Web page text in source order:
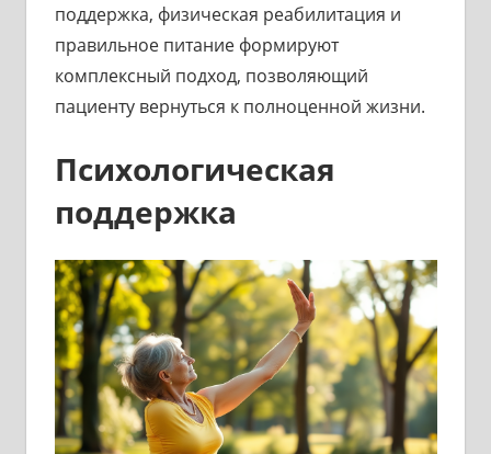
поддержка, физическая реабилитация и
правильное питание формируют
комплексный подход, позволяющий
пациенту вернуться к полноценной жизни.
Психологическая
поддержка